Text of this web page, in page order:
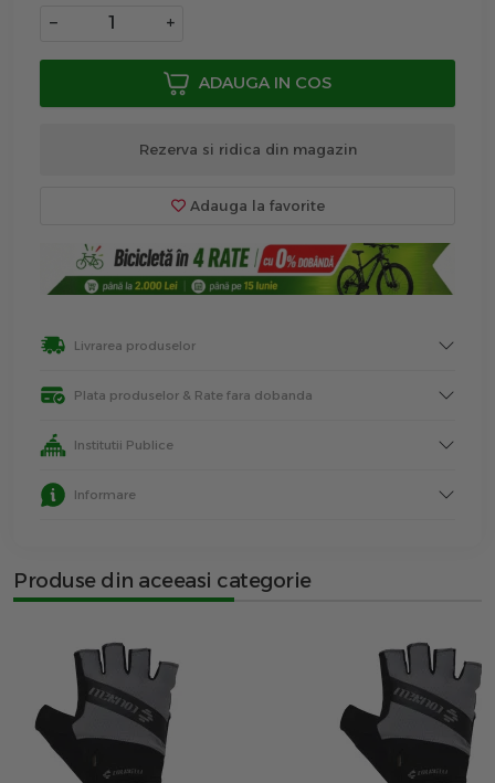
− +
ADAUGA IN COS
Rezerva si ridica din magazin
Adauga la favorite
Livrarea produselor
Plata produselor & Rate fara dobanda
Institutii Publice
Informare
Produse din aceeasi categorie